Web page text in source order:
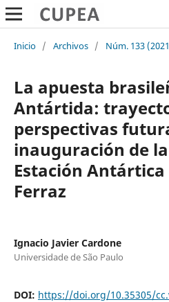
Inicio / Archivos / Núm. 133
La apuesta
Antártida:
perspectivas
inauguración de
Estación
Ferraz
Ignacio Javier Cardone
Universidade de São Paulo
DOI: https://doi.org/10.35305/